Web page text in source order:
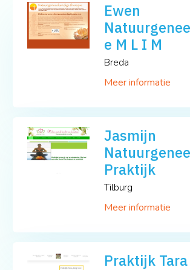
Ewen
e M L I M
Breda
Meer informatie
Jasmijn
Praktijk
Tilburg
Meer informatie
Praktijk Tara